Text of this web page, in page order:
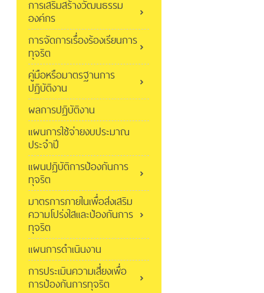
การเสริมสร้างวัฒนธรรม
องค์กร
การจัดการเรื่องร้องเรียนการ
ทุจริต
คู่มือหรือมาตรฐานการ
ปฏิบัติงาน
ผลการปฏิบัติงาน
แผนการใช้จ่ายงบประมาณ
ประจำปี
แผนปฏิบัติการป้องกันการ
ทุจริต
มาตรการภายในเพื่อส่งเสริม
ความโปร่งใสและป้องกันการ
ทุจริต
แผนการดำเนินงาน
การประเมินความเสี่ยงเพื่อ
การป้องกันการทุจริต